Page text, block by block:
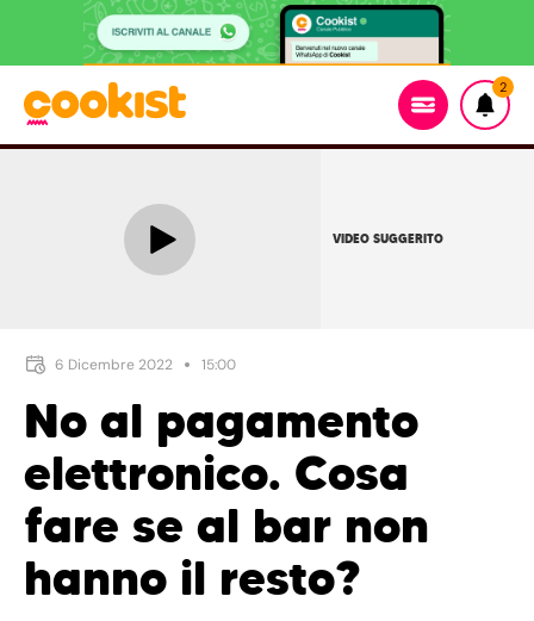
2
VIDEO SUGGERITO
6 Dicembre 2022 15:00
No al pagamento
elettronico. Cosa
fare se al bar non
hanno il resto?